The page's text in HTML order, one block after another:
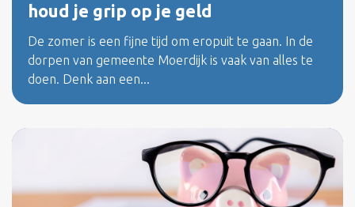
houd je grip op je geld
De zomer is een fijne tijd om eropuit te gaan. In de
dorpen van gemeente Moerdijk is vaak van alles te
doen. Denk aan een...